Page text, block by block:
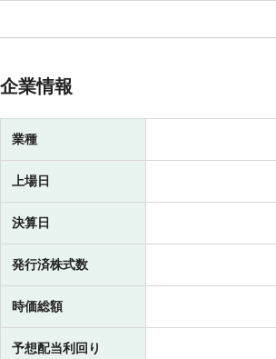
企業情報
業種
上場日
決算日
発行済株式数
時価総額
予想配当利回り